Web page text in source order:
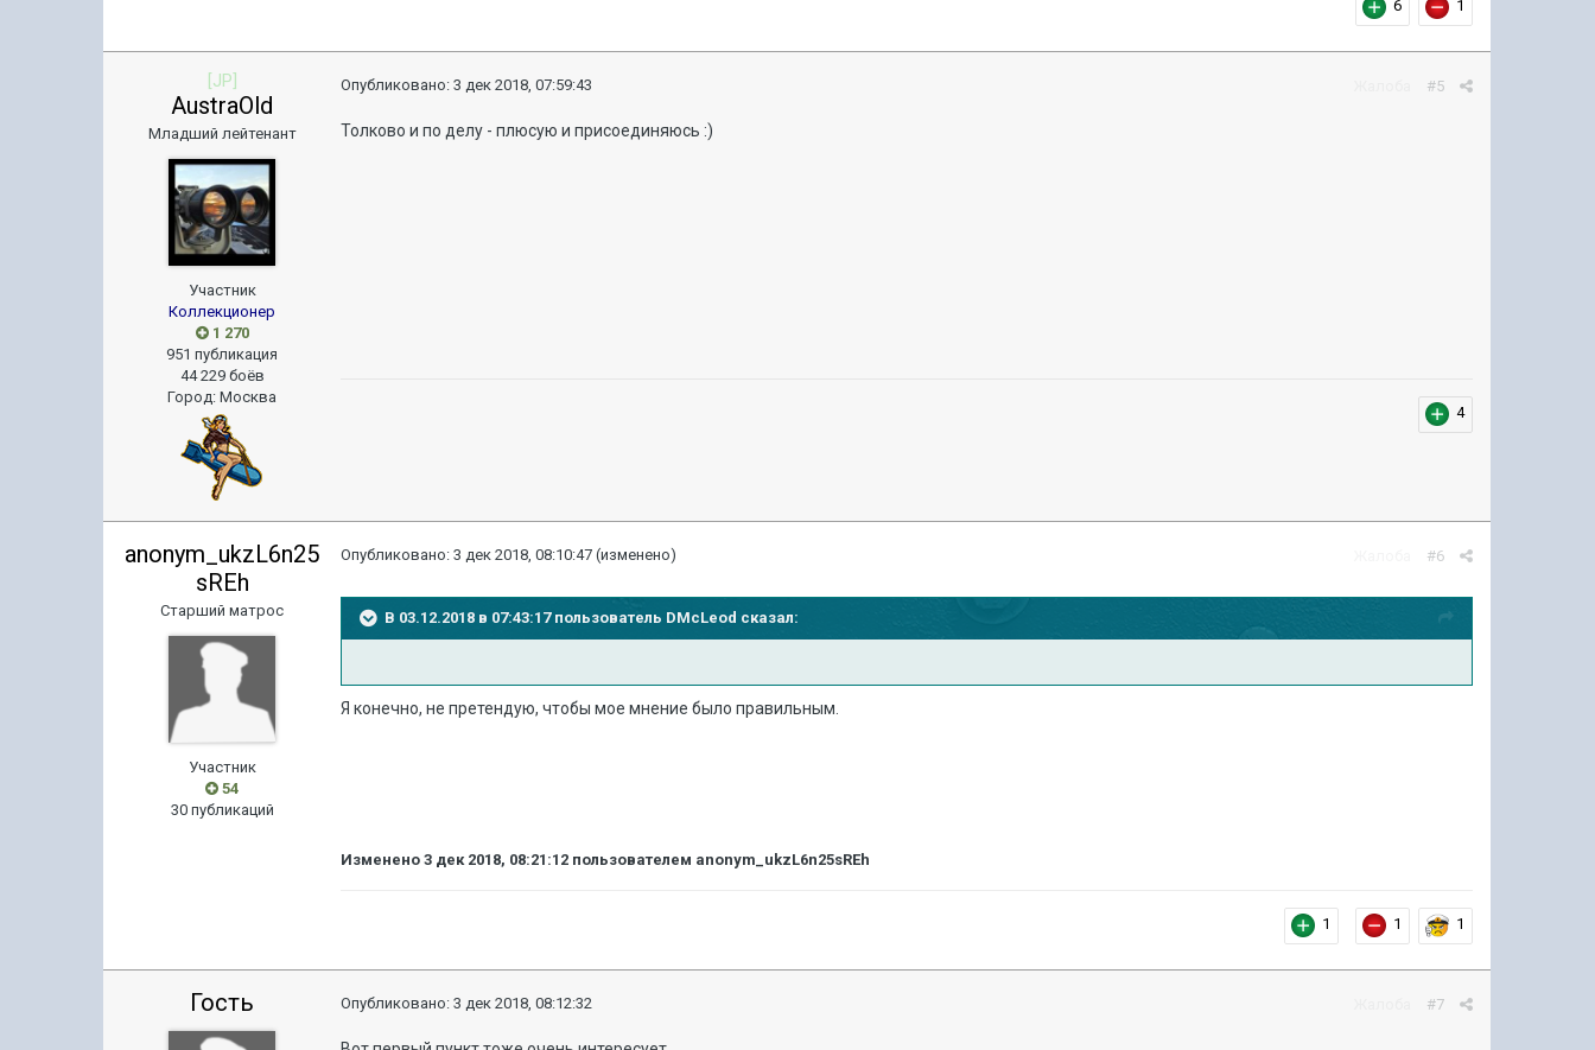
6 1
[JP]
AustraOld
Младший лейтенант
Участник
Коллекционер
1 270
951 публикация
44 229 боёв
Город:Москва
#5
Опубликовано:3 дек 2018, 07:59:43
Толково и по делу - плюсую и присоединяюсь :)
4
anonym_ukzL6n25
sREh
Старший матрос
Участник
54
30 публикаций
#6
Опубликовано:3 дек 2018, 08:10:47 (изменено)
В 03.12.2018 в 07:43:17 пользователь DMcLeod сказал:
Я конечно, не претендую, чтобы мое мнение было правильным.
Изменено3 дек 2018, 08:21:12 пользователем anonym_ukzL6n25sREh
1 1 1
Гость #7
Опубликовано:3 дек 2018, 08:12:32